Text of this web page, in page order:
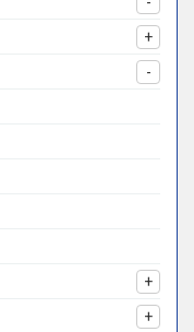
+
-
+
+